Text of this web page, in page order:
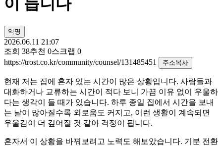
익명
2026.06.11 21:07
조회 38추천 0스크랩 0
https://trost.co.kr/community/counsel/131485451
주소복사
현재 저는 집에 혼자 있는 시간이 많은 상황입니다. 사람들과
대화하거나 교류하는 시간이 적다 보니 가끔 이유 없이 우울하
다는 생각이 들 때가 있습니다. 하루 종일 집에서 시간을 보내
는 날이 많아질수록 외로움도 커지고, 이런 생활이 계속되면
우울감이 더 깊어질 것 같아 걱정이 됩니다.
혼자서 이 상황을 바꿔보려고 노력도 해보았습니다. 기분 전환